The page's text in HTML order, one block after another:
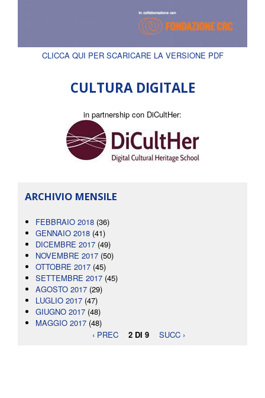
CLICCA QUI PER SCARICARE LA VERSIONE PDF
CULTURA DIGITALE
in partnership con DiCultHer:
ARCHIVIO MENSILE
FEBBRAIO 2018 (36)
GENNAIO 2018 (41)
DICEMBRE 2017 (49)
NOVEMBRE 2017 (50)
OTTOBRE 2017 (45)
SETTEMBRE 2017 (45)
AGOSTO 2017 (29)
LUGLIO 2017 (47)
GIUGNO 2017 (48)
MAGGIO 2017 (48)
‹ PREC
2 DI 9 SUCC ›